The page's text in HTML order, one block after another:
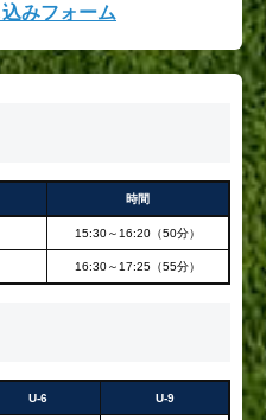
みフォーム
時間
15:30～16:20（50分）
16:30～17:25（55分）
U-6 U-9